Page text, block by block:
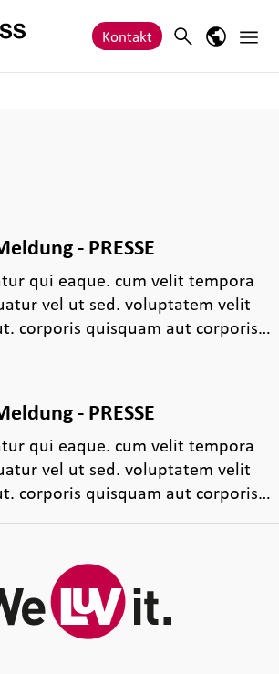
Kontakt SearchSprach-
- PRESSE
qui eaque. cum velit tempora
vel ut sed. voluptatem velit
corporis quisquam aut corporis…
- PRESSE
qui eaque. cum velit tempora
vel ut sed. voluptatem velit
corporis quisquam aut corporis…